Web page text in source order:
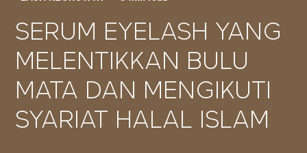
SERUM EYELASH YANG
MELENTIKKAN BULU
MATA DAN MENGIKUTI
SYARIAT HALAL ISLAM